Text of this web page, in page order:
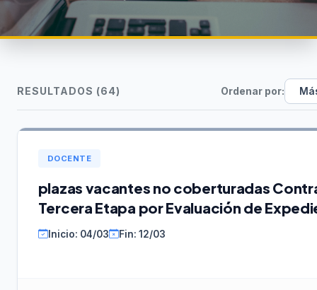
RESULTADOS (64) Ordenar por:
DOCENTE
plazas vacantes no coberturadas
Tercera Etapa por Evaluación de
Inicio: 04/03 Fin: 12/03